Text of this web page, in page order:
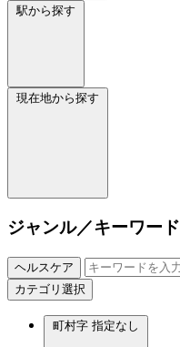
駅から探す
現在地から探す
ジャンル／キーワード
ヘルスケア
カテゴリ選択
町村字 指定なし